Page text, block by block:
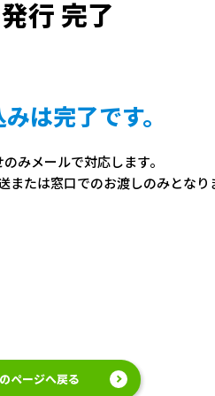
行 完了
は完了です。
みメールで対応します。
または窓口でのお渡しのみとなり
ページへ戻る